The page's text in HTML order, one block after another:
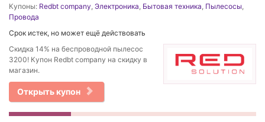
Купоны: Redbt company, Электроника, Бытовая техника, Пылесосы,
Провода
Срок истек, но может ещё действовать
Cкидка 14% на беспроводной пылесос
3200! Купон Redbt company на скидку в
магазин.
Открыть купон